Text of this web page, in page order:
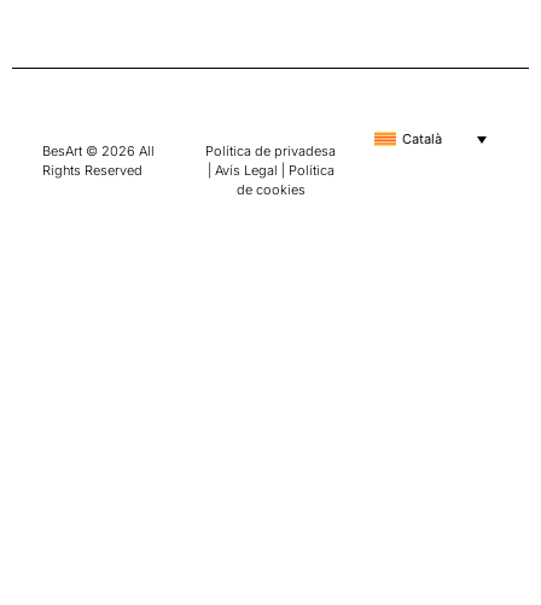
BesArt © 2026 All
Rights Reserved
Política de privadesa
Avís Legal
Política
de cookies
Català